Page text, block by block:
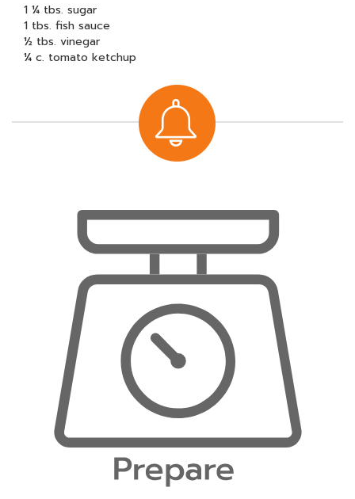
1 ¼ tbs. sugar
1 tbs. fish sauce
½ tbs. vinegar
¼ c. tomato ketchup